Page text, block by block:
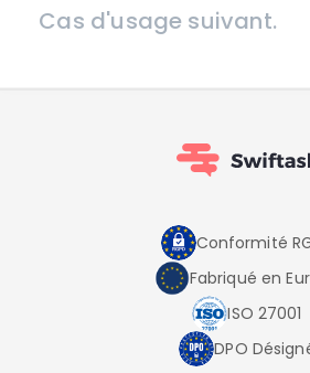
Cas d'usage suivant.
Conformité
Fabriqué en
ISO 27001
DPO